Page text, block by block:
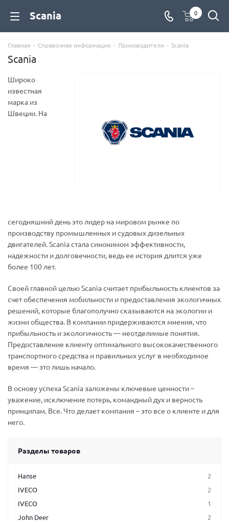
Scania 0
Главная - Справочная информация - Производители - Scania
Scania
Широко
известная
марка из
Швеции. На
сегодняшний день это лидер на мировом рынке по
производству промышленных и судовых дизельных
двигателей. Scania стала синонимом эффективности,
надежности и долговечности, ведь ее история длится уже
более 100 лет.
Своей главной целью Scania считает прибыльность клиентов за
счет обеспечения мобильности и предоставления экологичных
решений, которые благополучно сказываются на экологии и
жизни общества. В компании придерживаются мнения, что
прибыльность и экологичность — неотделимые понятия.
Предоставление клиенту оптимального высококачественного
транспортного средства и правильных услуг в необходимое
время — это лишь начало.
В основу успеха Scania заложены ключевые ценности –
уважение, исключение потерь, командный дух и верность
принципам. Все. Что делает компания – это все о клиенте и для
него.
Разделы товаров
Hanse
2
IVECO
2
IVECO
1
John Deer
2